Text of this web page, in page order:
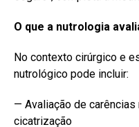
O que a nutrologia
No contexto cirúrgico e
nutrológico pode incluir:
— Avaliação de
cicatrização